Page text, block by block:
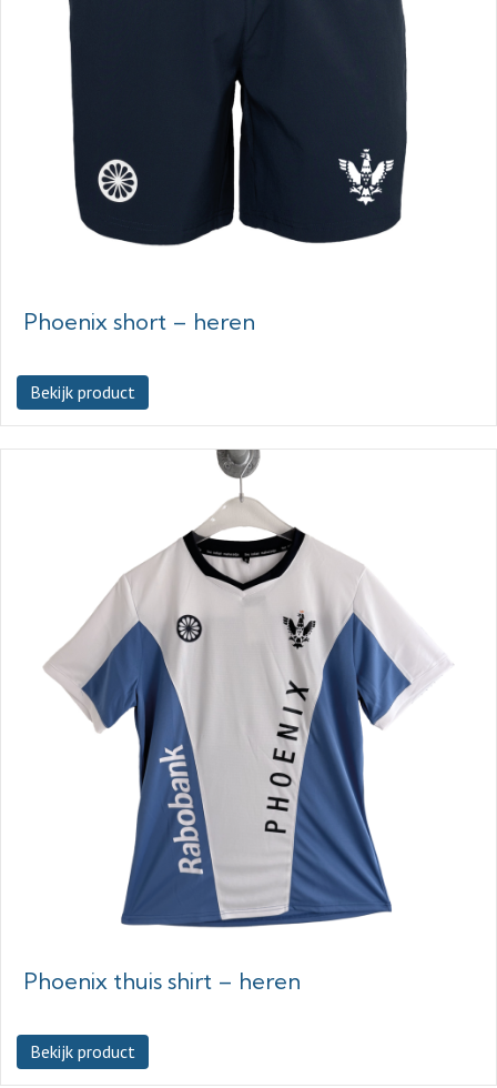
Phoenix short – heren
Bekijk product
Phoenix thuis shirt – heren
Bekijk product